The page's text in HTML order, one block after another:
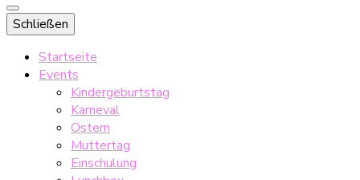
Schließen
Startseite
Events
Kindergeburtstag
Karneval
Ostern
Muttertag
Einschulung